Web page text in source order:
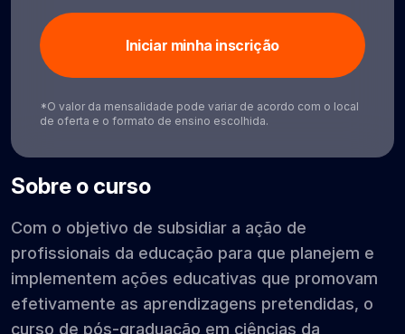
Sobre o curso
Com o objetivo de subsidiar a ação de
profissionais da educação para que planejem e
implementem ações educativas que promovam
efetivamente as aprendizagens pretendidas, o
curso de pós-graduação em ciências da
Iniciar minha inscrição
*O valor da mensalidade pode variar de acordo com o local
de oferta e o formato de ensino escolhida.